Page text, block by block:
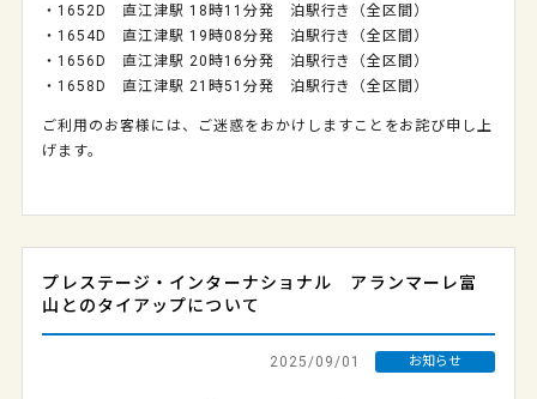
・1652D 直江津駅 18時11分発 泊駅行き（全区間）
・1654D 直江津駅 19時08分発 泊駅行き（全区間）
・1656D 直江津駅 20時16分発 泊駅行き（全区間）
・1658D 直江津駅 21時51分発 泊駅行き（全区間）
ご利用のお客様には、ご迷惑をおかけしますことをお詫び申し上
げます。
プレステージ・インターナショナル アランマーレ富
山とのタイアップについて
2025/09/01 お知らせ